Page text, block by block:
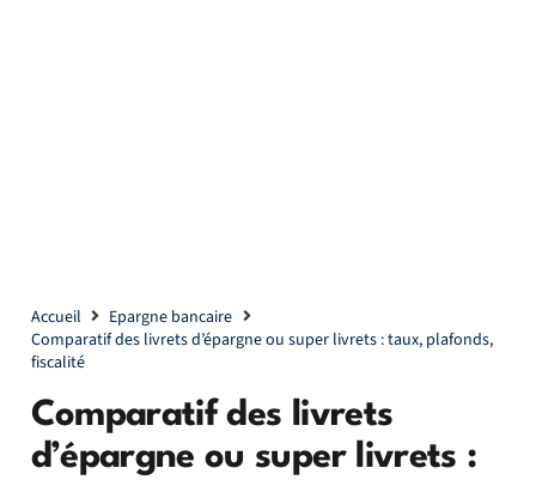
Accueil
Epargne bancaire
Comparatif des livrets d’épargne ou super livrets : taux, plafonds,
fiscalité
Comparatif des livrets
d’épargne ou super livrets :